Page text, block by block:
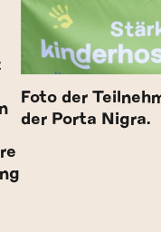
Foto der
der Porta Nigra.